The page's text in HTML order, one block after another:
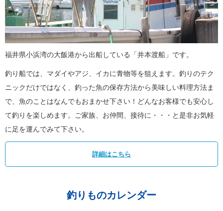
福井県小浜湾の大飯港から出船している「井本渡船」です。
釣り船では、マダイやアジ、イカに青物等を狙えます。釣りのテク
ニックだけではなく、釣った魚の保存方法から美味しい料理方法ま
で、魚のことはなんでもおまかせ下さい！どんなお客様でも安心し
て釣りを楽しめます。ご家族、お仲間、接待に・・・と是非お気軽
に足を運んでみて下さい。
詳細はこちら
釣りものカレンダー